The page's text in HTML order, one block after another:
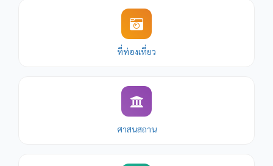
ของอาณาจักรอยุธยา โดยทำหน้าที่เป็น "เมืองหน้าด่าน" ทาง
ตอนเหนือ เพื่อสกัดกั้นกองทัพพม่าที่มักจะยกทัพมาตามเส้น
ทางนี้ เนื่องจากชัยภูมิของเมืองมีกำแพงศิลาแลงที่หนาแน่นและ
ในสมัยรัตนโกสินทร์ตอนต้น กำแพงเพชรยังคงเป็นเมืองสำคัญ
ที่ท่องเที่ยว
ศาสนสถาน